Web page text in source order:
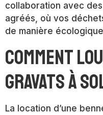
collaboration avec
agréés, où vos
de manière
Comment
gravats à
La location d’une